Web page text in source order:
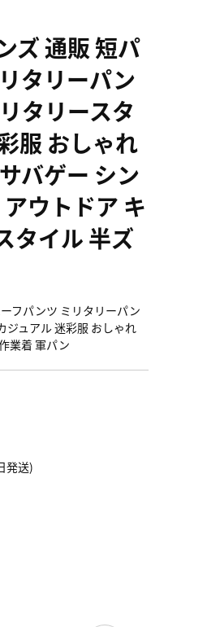
ズ 通販 短パ
タリーパン
タリースタ
服 おしゃれ
バゲー シン
ウトドア キ
タイル 半ズ
フパンツ ミリタリーパン
ジュアル 迷彩服 おしゃれ
業着 軍パン
発送)